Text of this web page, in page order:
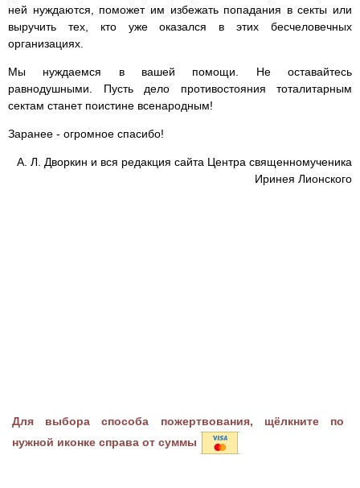
ней нуждаются, поможет им избежать попадания в секты или
выручить тех, кто уже оказался в этих бесчеловечных
организациях.
Мы нуждаемся в вашей помощи. Не оставайтесь
равнодушными. Пусть дело противостояния тоталитарным
сектам станет поистине всенародным!
Заранее - огромное спасибо!
А. Л. Дворкин и вся редакция сайта Центра священномученика
Иринея Лионского
Для выбора способа пожертвования, щёлкните по
нужной иконке справа от суммы